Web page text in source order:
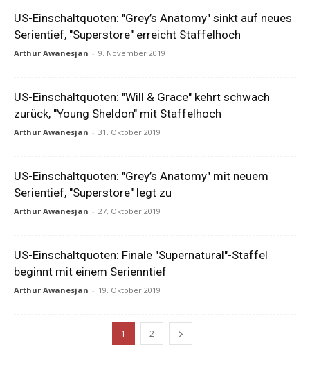
US-Einschaltquoten: "Grey’s Anatomy" sinkt auf neues
Serientief, "Superstore" erreicht Staffelhoch
Arthur Awanesjan - 9. November 2019
US-Einschaltquoten: "Will & Grace" kehrt schwach
zurück, "Young Sheldon" mit Staffelhoch
Arthur Awanesjan - 31. Oktober 2019
US-Einschaltquoten: "Grey’s Anatomy" mit neuem
Serientief, "Superstore" legt zu
Arthur Awanesjan - 27. Oktober 2019
US-Einschaltquoten: Finale "Supernatural"-Staffel
beginnt mit einem Serienntief
Arthur Awanesjan - 19. Oktober 2019
1 2